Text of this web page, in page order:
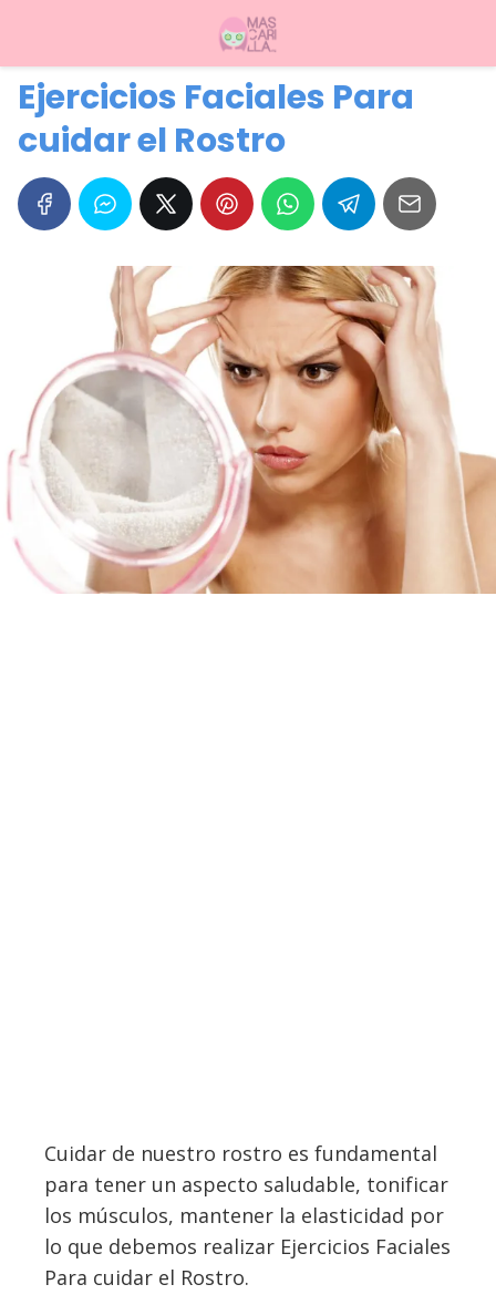
Ejercicios Faciales Para
cuidar el Rostro
Cuidar de nuestro rostro es fundamental
para tener un aspecto saludable, tonificar
los músculos, mantener la elasticidad por
lo que debemos realizar Ejercicios Faciales
Para cuidar el Rostro.